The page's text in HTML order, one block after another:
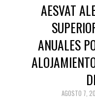
AESVAT
ANUALES
AGOSTO 7,